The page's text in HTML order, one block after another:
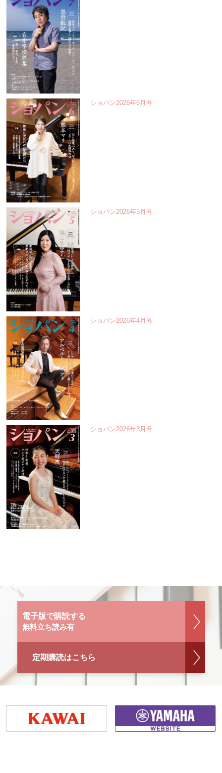
ショパン2026年6月号
ショパン2026年5月号
ショパン2026年4月号
ショパン2026年3月号
電子版で購読する
無料立ち読み有
定期購読はこちら